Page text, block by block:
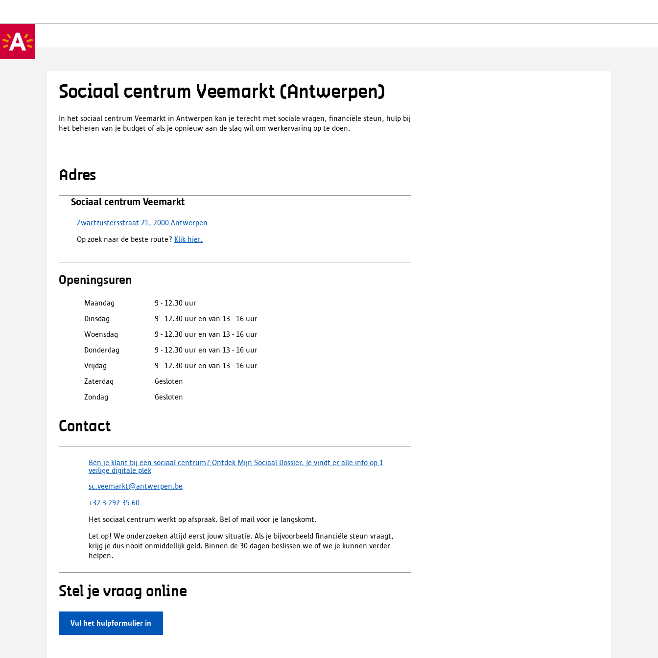
Sociaal centrum Veemarkt (Antwerpen)
In het sociaal centrum Veemarkt in Antwerpen kan je terecht met sociale vragen, financiële steun, hulp bij
het beheren van je budget of als je opnieuw aan de slag wil om werkervaring op te doen.
Adres
Sociaal centrum Veemarkt
Zwartzustersstraat 21, 2000 Antwerpen
Op zoek naar de beste route? Klik hier.
Openingsuren
Maandag
9 - 12.30 uur
Dinsdag
9 - 12.30 uur en van 13 - 16 uur
Woensdag
9 - 12.30 uur en van 13 - 16 uur
Donderdag
9 - 12.30 uur en van 13 - 16 uur
Vrijdag
9 - 12.30 uur en van 13 - 16 uur
Zaterdag
Gesloten
Zondag
Gesloten
Contact
Ben je klant bij een sociaal centrum? Ontdek Mijn Sociaal Dossier. Je vindt er alle info op 1
veilige digitale plek
sc.veemarkt@antwerpen.be
+32 3 292 35 60
Het sociaal centrum werkt op afspraak. Bel of mail voor je langskomt.
Let op! We onderzoeken altijd eerst jouw situatie. Als je bijvoorbeeld financiële steun vraagt,
krijg je dus nooit onmiddellijk geld. Binnen de 30 dagen beslissen we of we je kunnen verder
helpen.
Stel je vraag online
Vul het hulpformulier in